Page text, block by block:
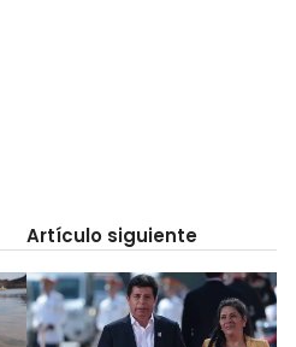
Artículo siguiente